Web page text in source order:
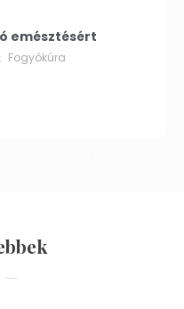
emésztésért
Fogyókúra